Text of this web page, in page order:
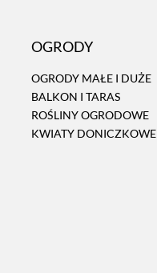
OGRODY
OGRODY MAŁE I DUŻE
BALKON I TARAS
ROŚLINY OGRODOWE
KWIATY DONICZKOWE